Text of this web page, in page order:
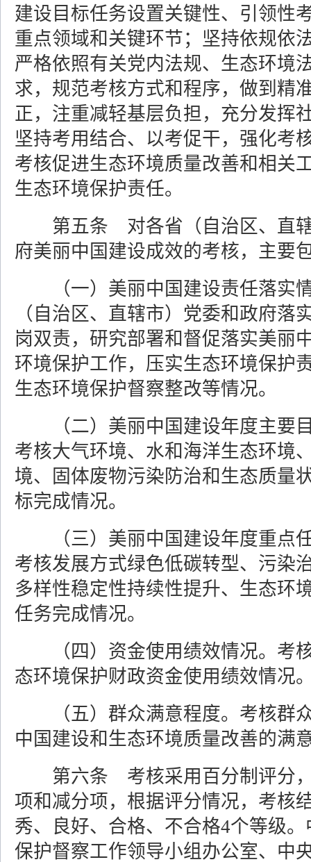
建设目标任务设置关键性、引领性
重点领域和关键环节；坚持依规依
严格依照有关党内法规、生态环境
求，规范考核方式和程序，做到精
正，注重减轻基层负担，充分发挥
坚持考用结合、以考促干，强化考
考核促进生态环境质量改善和相关
生态环境保护责任。
第五条 对各省（自治区、直
府美丽中国建设成效的考核，主要
（一）美丽中国建设责任落实
（自治区、直辖市）党委和政府落
岗双责，研究部署和督促落实美丽
环境保护工作，压实生态环境保护
生态环境保护督察整改等情况。
（二）美丽中国建设年度主要
考核大气环境、水和海洋生态环境
境、固体废物污染防治和生态质量
标完成情况。
（三）美丽中国建设年度重点
考核发展方式绿色低碳转型、污染
多样性稳定性持续性提升、生态环
任务完成情况。
（四）资金使用绩效情况。考
态环境保护财政资金使用绩效情况
（五）群众满意程度。考核群
中国建设和生态环境质量改善的满
第六条 考核采用百分制评分
项和减分项，根据评分情况，考核
秀、良好、合格、不合格4个等级
保护督察工作领导小组办公室、中